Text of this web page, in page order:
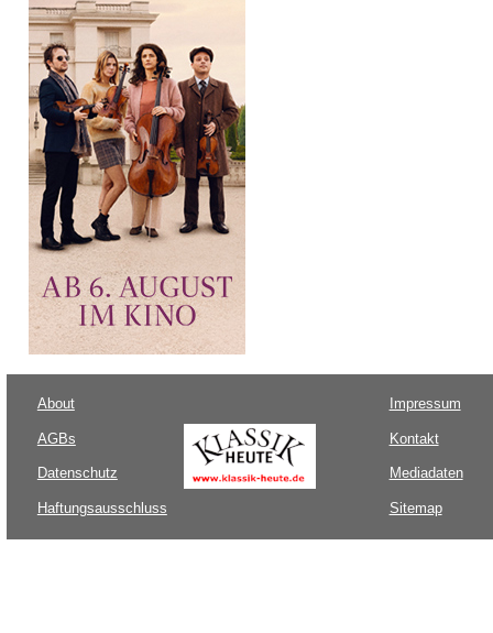
About
AGBs
Datenschutz
Haftungsausschluss
Impressum
Kontakt
Mediadaten
Sitemap